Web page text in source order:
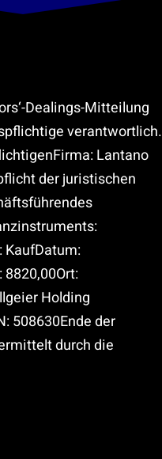
Dealings-Mitteilung
verantwortlich.
Lantano
der juristischen
KaufDatum:
Holding
508630Ende der
durch die